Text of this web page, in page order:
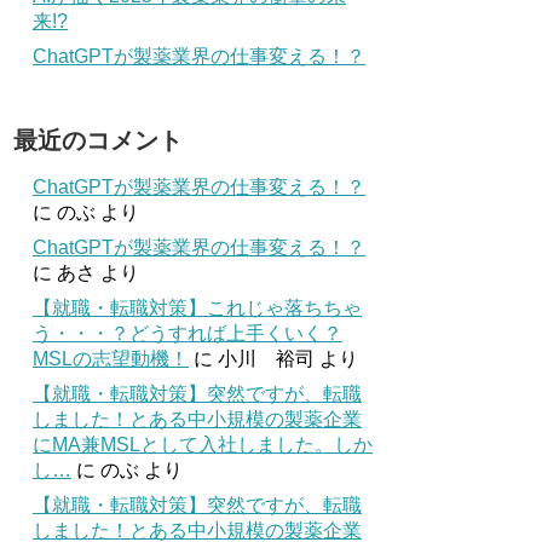
来!?
ChatGPTが製薬業界の仕事変える！？
最近のコメント
ChatGPTが製薬業界の仕事変える！？
に のぶ より
ChatGPTが製薬業界の仕事変える！？
に あさ より
【就職・転職対策】これじゃ落ちちゃ
う・・・？どうすれば上手くいく？
MSLの志望動機！
に 小川 裕司 より
【就職・転職対策】突然ですが、転職
しました！とある中小規模の製薬企業
にMA兼MSLとして入社しました。しか
し… に のぶ より
【就職・転職対策】突然ですが、転職
しました！とある中小規模の製薬企業